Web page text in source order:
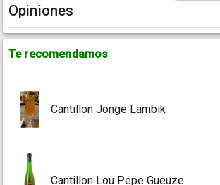
Opiniones
Te recomendamos
Cantillon Jonge Lambik
Cantillon Lou Pepe Gueuze